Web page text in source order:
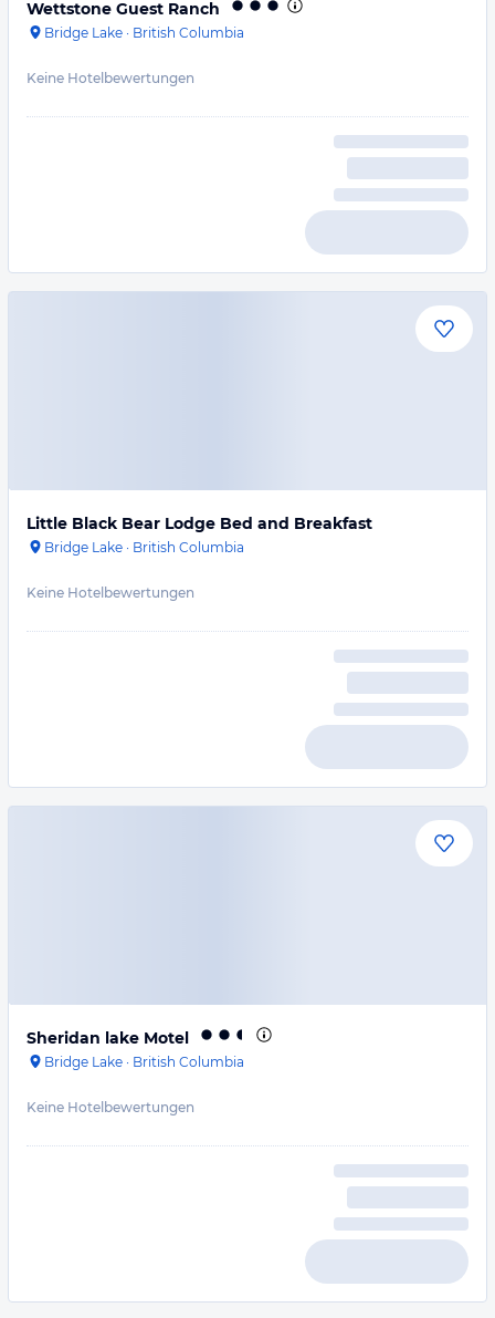
Wettstone Guest Ranch
Bridge Lake · British Columbia
Keine Hotelbewertungen
Little Black Bear Lodge Bed and Breakfast
Bridge Lake · British Columbia
Keine Hotelbewertungen
Sheridan lake Motel
Bridge Lake · British Columbia
Keine Hotelbewertungen